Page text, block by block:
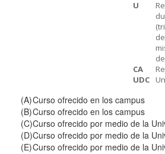
U
CA
UDC
(A)Curso ofrecido en los campus
(B)Curso ofrecido en los campus
(C)Curso ofrecido por medio de la
(D)Curso ofrecido por medio de la
(E)Curso ofrecido por medio de la